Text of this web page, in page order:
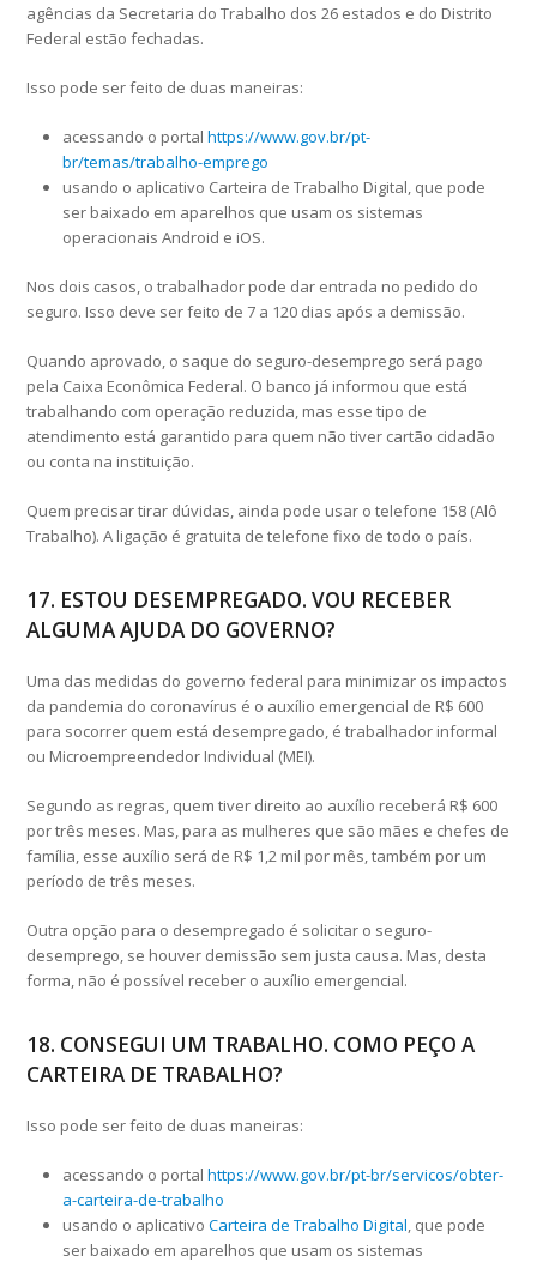
agências da Secretaria do Trabalho dos 26 estados e do Distrito
Federal estão fechadas.
Isso pode ser feito de duas maneiras:
acessando o portalhttps://www.gov.br/pt-
br/temas/trabalho-emprego
usando o aplicativo Carteira de Trabalho Digital, que pode
ser baixado em aparelhos que usam os sistemas
operacionais Android e iOS.
Nos dois casos, o trabalhador pode dar entrada no pedido do
seguro. Isso deve ser feito de 7 a 120 dias após a demissão.
Quando aprovado, o saque do seguro-desemprego será pago
pela Caixa Econômica Federal. O banco já informou que está
trabalhando com operação reduzida, mas esse tipo de
atendimento está garantido para quem não tiver cartão cidadão
ou conta na instituição.
Quem precisar tirar dúvidas, ainda pode usar o telefone 158 (Alô
Trabalho). A ligação é gratuita de telefone fixo de todo o país.
17. ESTOU DESEMPREGADO. VOU RECEBER
ALGUMA AJUDA DO GOVERNO?
Uma das medidas do governo federal para minimizar os impactos
da pandemia do coronavírus é o auxílio emergencial de R$ 600
para socorrer quem está desempregado, é trabalhador informal
ou Microempreendedor Individual (MEI).
Segundo as regras, quem tiver direito ao auxílio receberá R$ 600
por três meses. Mas, para as mulheres que são mães e chefes de
família, esse auxílio será de R$ 1,2 mil por mês, também por um
período de três meses.
Outra opção para o desempregado é solicitar o seguro-
desemprego, se houver demissão sem justa causa. Mas, desta
forma, não é possível receber o auxílio emergencial.
18. CONSEGUI UM TRABALHO. COMO PEÇO A
CARTEIRA DE TRABALHO?
Isso pode ser feito de duas maneiras:
acessando o portalhttps://www.gov.br/pt-br/servicos/obter-
a-carteira-de-trabalho
usando o aplicativoCarteira de Trabalho Digital, que pode
ser baixado em aparelhos que usam os sistemas